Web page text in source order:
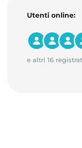
Utenti online:
e altri 16